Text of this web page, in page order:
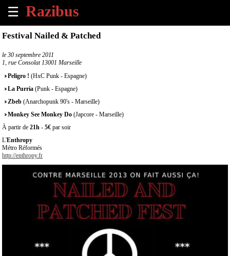
☰
×
Tous
évènements
à
venir
un
évènement
Contact
Festival Nailed & Patched
le 30 septembre 2011
1, rue Consolat 13001 Marseille
Peligro ! (HxC Punk - Espagne)
La Purria (Punk - Espagne)
Zbeb (Anarchopunk 90's - Marseille)
Monkey See Monkey Do (Japcore - Marseille)
À partir de 21h - 5€ par soir
L'Enthropy
Métro Réformés
http://enthropy.fr